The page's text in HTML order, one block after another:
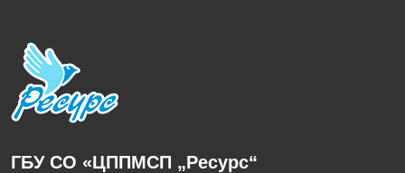
ГБУ СО «ЦППМСП „Ресурс“